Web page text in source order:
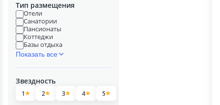
Тип размещения
Отели
Санатории
Пансионаты
Коттеджи
Базы отдыха
Показать все
Звездность
1 2 3 4 5